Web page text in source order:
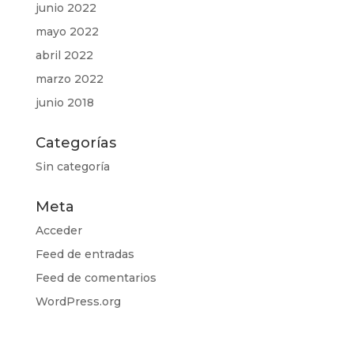
junio 2022
mayo 2022
abril 2022
marzo 2022
junio 2018
Categorías
Sin categoría
Meta
Acceder
Feed de entradas
Feed de comentarios
WordPress.org